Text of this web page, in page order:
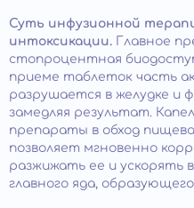
Суть инфузионной
интоксикации.
Главное
стопроцентная
приеме таблеток часть
разрушается в желудке и
замедляя результат.
препараты в обход
позволяет мгновенно
разжижать ее и ускорять
главного яда,